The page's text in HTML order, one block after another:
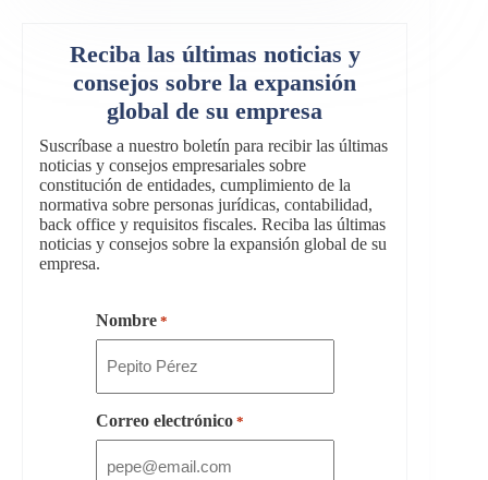
Reciba las últimas noticias y
consejos sobre la expansión
global de su empresa
Suscríbase a nuestro boletín para recibir las últimas
noticias y consejos empresariales sobre
constitución de entidades, cumplimiento de la
normativa sobre personas jurídicas, contabilidad,
back office y requisitos fiscales. Reciba las últimas
noticias y consejos sobre la expansión global de su
empresa.
Nombre *
Correo electrónico *